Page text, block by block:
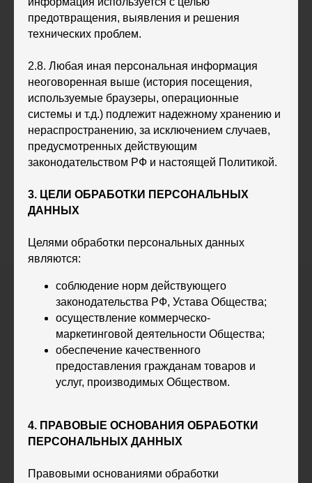
предотвращения, выявления и решения
технических проблем.
2.8. Любая иная персональная информация
неоговоренная выше (история посещения,
используемые браузеры, операционные
системы и т.д.) подлежит надежному хранению и
нераспространению, за исключением случаев,
предусмотренных действующим
законодательством РФ и настоящей Политикой.
3. ЦЕЛИ ОБРАБОТКИ ПЕРСОНАЛЬНЫХ
ДАННЫХ
Целями обработки персональных данных
являются:
соблюдение норм действующего
законодательства РФ, Устава Общества;
осуществление коммерческо-
маркетинговой деятельности Общества;
обеспечение качественного
предоставления гражданам товаров и
услуг, производимых Обществом.
4. ПРАВОВЫЕ ОСНОВАНИЯ ОБРАБОТКИ
ПЕРСОНАЛЬНЫХ ДАННЫХ
Правовыми основаниями обработки